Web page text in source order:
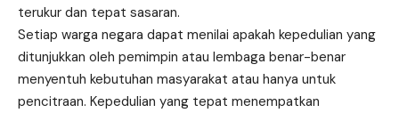
terukur dan tepat sasaran.
Setiap warga negara dapat menilai apakah kepedulian yang
ditunjukkan oleh pemimpin atau lembaga benar-benar
menyentuh kebutuhan masyarakat atau hanya untuk
pencitraan. Kepedulian yang tepat menempatkan